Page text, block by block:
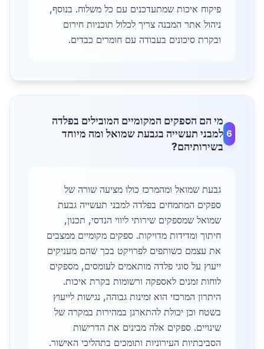
פיקוח איכות שמתעדכנים עם כל משלוח. בנוסף,
ניהול אתר המבנה צריך לכלול תוכניות חירום
ובקרת סיכונים בעבודה עם חומרים כבדים.
6
מי הם הספקים המקומיים המובילים בפלדה
למבני תעשייה בגבעת שמואל ומה מיוחד
בשירותיהם?
גבעת שמואל ומהמרכז כולו מציעה שורה של
ספקים המתמחים בפלדה למבני תעשייה גבעת
שמואל שמספקים שירותי ליווי הנדסי, תכנון,
חיתוך ומדידות מדויקות. ספקים מקומיים ממצבים
את עצמם כשותפים לפרויקט בכך שהם מעניקים
ייעוץ על סוגי פלדה מותאמים לעומסים, מספקים
לוחות זמנים לאספקה ורשומות בקרת איכות.
היתרון המרכזי הוא זמינות גבוהה, נגישות לייעוץ
בשטח וכן יכולת להתארגן במהירות במקרה של
שינויים. ספקים אלה מבינים את הדרישות
הסביבתיות העירוניות ותומכים בתהליכי האישור.